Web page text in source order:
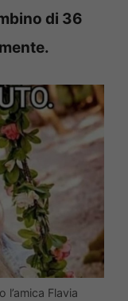
di 36
l’amica Flavia